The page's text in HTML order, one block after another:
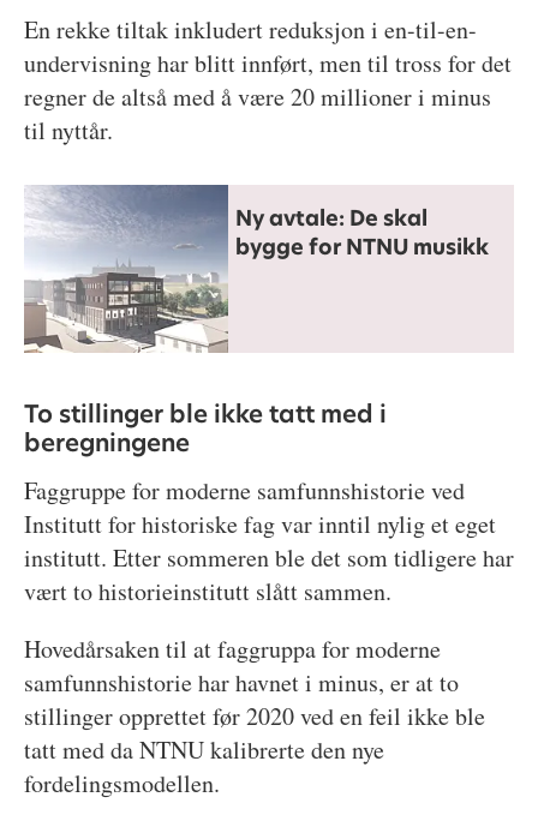
En rekke tiltak inkludert reduksjon i en-til-en-
undervisning har blitt innført, men til tross for det
regner de altså med å være 20 millioner i minus
til nyttår.
Ny avtale: De skal
bygge for NTNU musikk
To stillinger ble ikke tatt med i
beregningene
Faggruppe for moderne samfunnshistorie ved
Institutt for historiske fag var inntil nylig et eget
institutt. Etter sommeren ble det som tidligere har
vært to historieinstitutt slått sammen.
Hovedårsaken til at faggruppa for moderne
samfunnshistorie har havnet i minus, er at to
stillinger opprettet før 2020 ved en feil ikke ble
tatt med da NTNU kalibrerte den nye
fordelingsmodellen.